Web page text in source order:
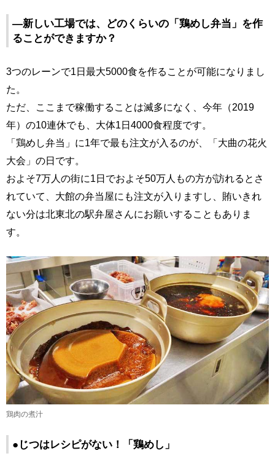
―新しい工場では、どのくらいの「鶏めし弁当」を作
ることができますか？
3つのレーンで1日最大5000食を作ることが可能になりまし
た。
ただ、ここまで稼働することは滅多になく、今年（2019
年）の10連休でも、大体1日4000食程度です。
「鶏めし弁当」に1年で最も注文が入るのが、「大曲の花火
大会」の日です。
およそ7万人の街に1日でおよそ50万人もの方が訪れるとさ
れていて、大館の弁当屋にも注文が入りますし、賄いきれ
ない分は北東北の駅弁屋さんにお願いすることもありま
す。
鶏肉の煮汁
●じつはレシピがない！「鶏めし」